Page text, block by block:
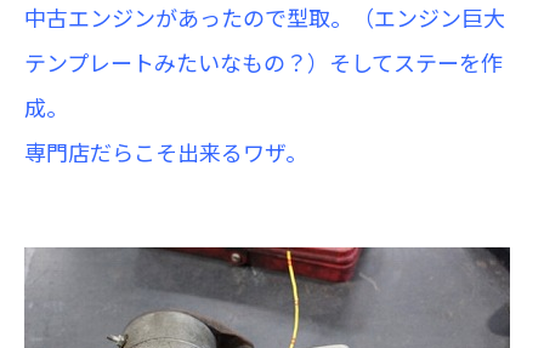
中古エンジンがあったので型取。（エンジン巨大
テンプレートみたいなもの？）そしてステーを作
成。
専門店だらこそ出来るワザ。